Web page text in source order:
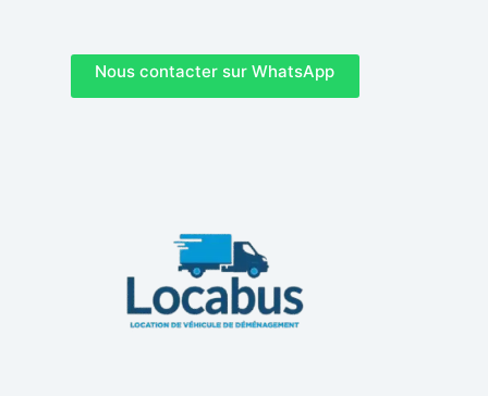
Nous contacter sur WhatsApp